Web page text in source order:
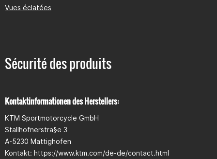
Vues éclatées
Sécurité des produits
Kontaktinformationen des Herstellers:
KTM Sportmotorcycle GmbH
Stallhofnerstra§e 3
A-5230 Mattighofen
Kontakt: https://www.ktm.com/de-de/contact.html